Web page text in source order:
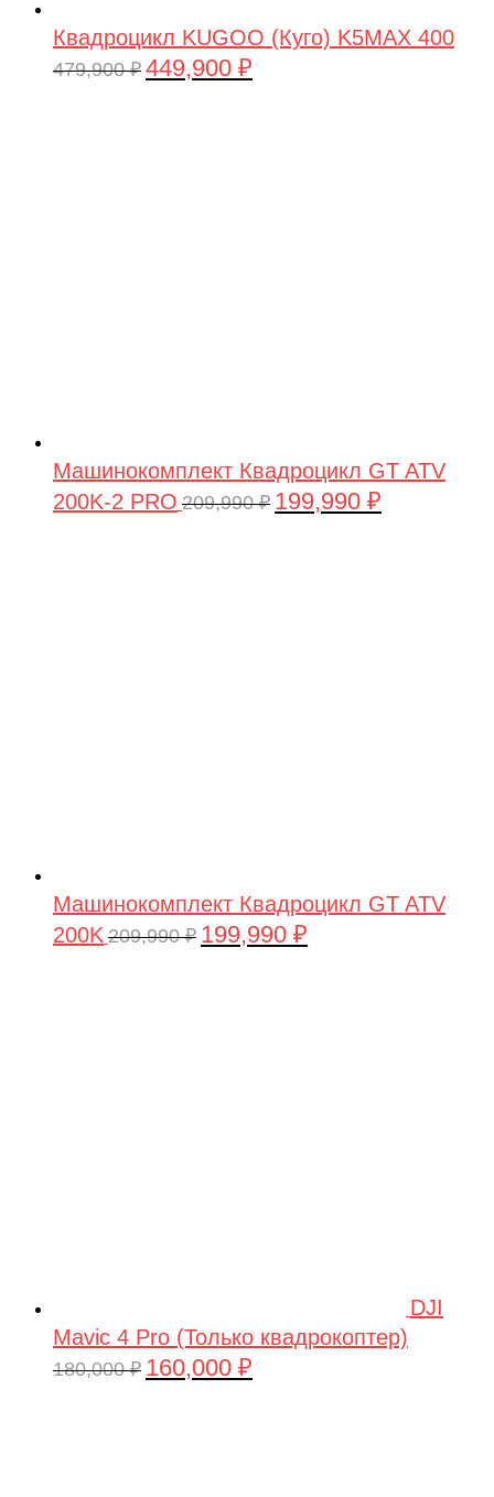
Квадроцикл KUGOO (Куго) K5MAX 400
479,900₽ Первоначальная
449,900 ₽
Машинокомплект Квадроцикл GT ATV
200K-2 PRO 209,990₽ Первоначальная
199,990 ₽
Машинокомплект Квадроцикл GT ATV
200K 209,990₽ Первоначальная
199,990 ₽
DJI
Mavic 4 Pro (Только квадрокоптер)
180,000₽ Первоначальная
160,000 ₽